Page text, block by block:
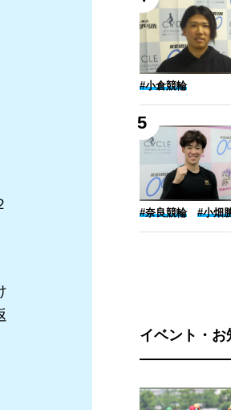
#小倉競輪
#奈良競輪 #小畑
イベント・お